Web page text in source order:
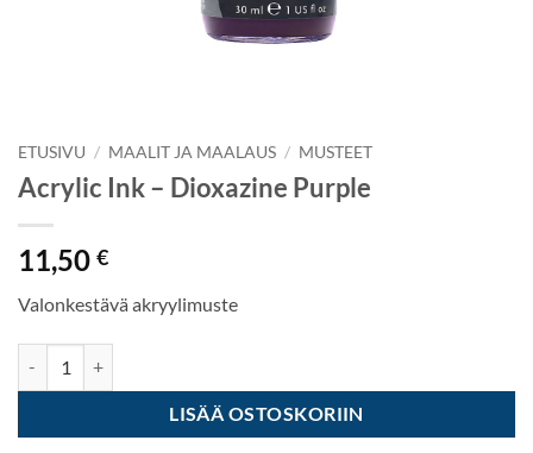
ETUSIVU / MAALIT JA MAALAUS / MUSTEET
Acrylic Ink – Dioxazine Purple
11,50 €
Valonkestävä akryylimuste
LISÄÄ OSTOSKORIIN